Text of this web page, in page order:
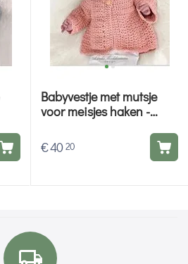
Babyvestje met mutsje
voor meisjes haken -
Modderman
€4020